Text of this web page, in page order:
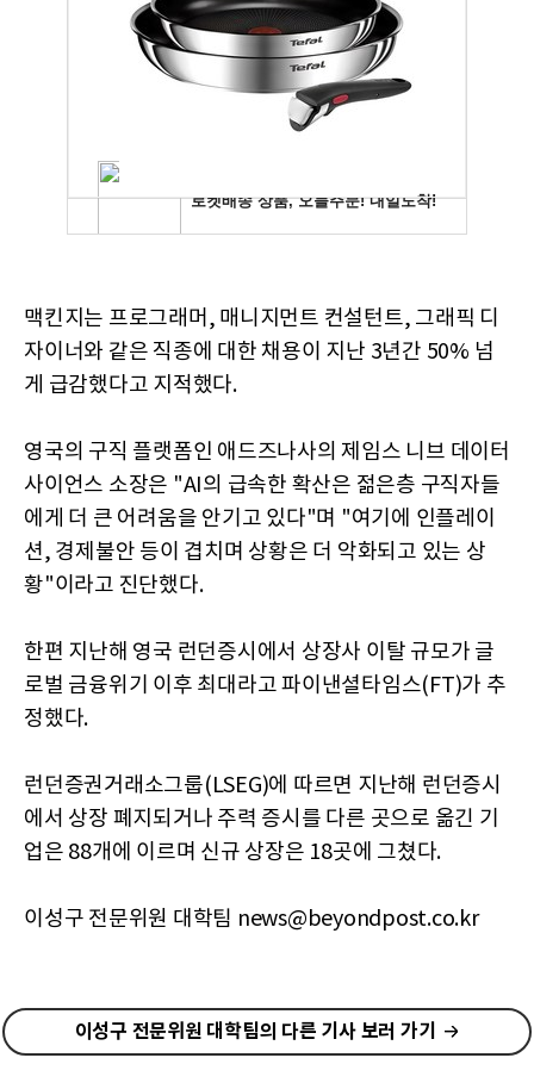
맥킨지는 프로그래머, 매니지먼트 컨설턴트, 그래픽 디
자이너와 같은 직종에 대한 채용이 지난 3년간 50% 넘
게 급감했다고 지적했다.
영국의 구직 플랫폼인 애드즈나사의 제임스 니브 데이터
사이언스 소장은 "AI의 급속한 확산은 젊은층 구직자들
에게 더 큰 어려움을 안기고 있다"며 "여기에 인플레이
션, 경제불안 등이 겹치며 상황은 더 악화되고 있는 상
황"이라고 진단했다.
한편 지난해 영국 런던증시에서 상장사 이탈 규모가 글
로벌 금융위기 이후 최대라고 파이낸셜타임스(FT)가 추
정했다.
런던증권거래소그룹(LSEG)에 따르면 지난해 런던증시
에서 상장 폐지되거나 주력 증시를 다른 곳으로 옮긴 기
업은 88개에 이르며 신규 상장은 18곳에 그쳤다.
이성구 전문위원 대학팀 news@beyondpost.co.kr
이성구 전문위원 대학팀의 다른 기사 보러 가기